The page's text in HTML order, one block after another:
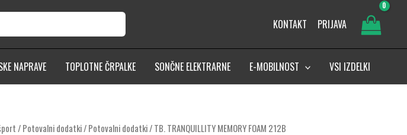
KONTAKT PRIJAVA
NAPRAVE TOPLOTNE ČRPALKE SONČNE ELEKTRARNE E-MOBILNOST VSI IZDELKI
/Potovalni dodatki/Potovalni dodatki/ TB. TRANQUILLITY MEMORY FOAM 212B